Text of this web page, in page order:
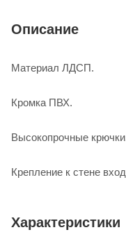
Описание
Материал ЛДСП.
Кромка ПВХ.
Высокопрочные
Крепление к стене
Характеристики